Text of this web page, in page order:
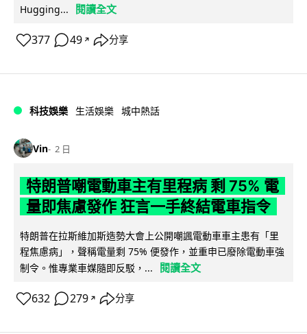
Hugging...
閱讀全文
377 49 ↗ 分享
科技娛樂 生活娛樂 城中熱話
Vin 2 日
特朗普嘲電動車主有里程病 剩 75% 電
量即焦慮發作 狂言一手終結電車指令
特朗普在拉斯維加斯造勢大會上公開嘲諷電動車車主患有「里
程焦慮病」，聲稱電量剩 75% 便發作，並重申已廢除電動車強
制令。惟專業車媒隨即反駁，...
閱讀全文
632 279 ↗ 分享